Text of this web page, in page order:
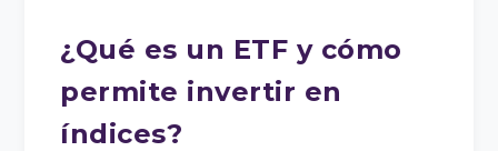
¿Qué es un ETF y cómo
permite invertir en
índices?